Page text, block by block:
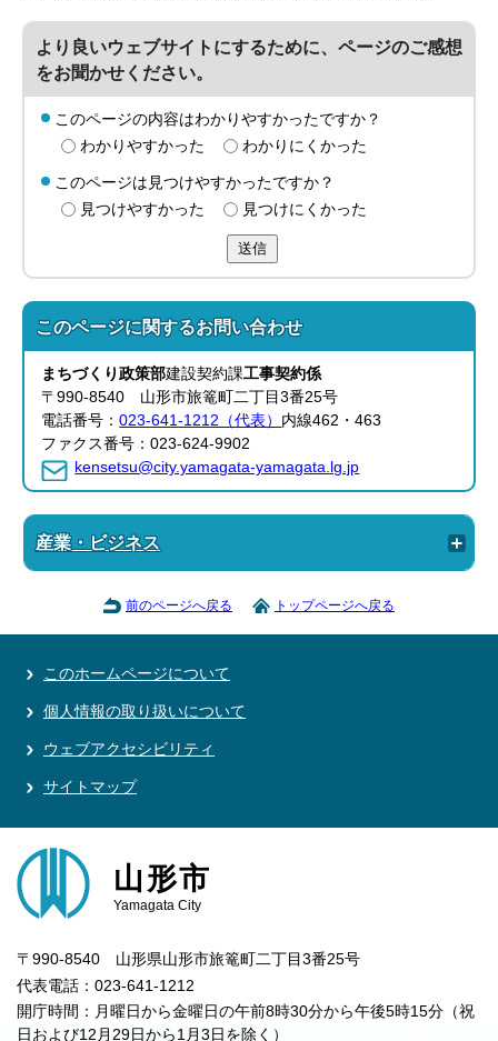
より良いウェブサイトにするために、ページのご感想
をお聞かせください。
このページの内容はわかりやすかったですか？
わかりやすかった
わかりにくかった
このページは見つけやすかったですか？
見つけやすかった
見つけにくかった
送信
このページに関するお問い合わせ
まちづくり政策部建設契約課工事契約係
〒990-8540 山形市旅篭町二丁目3番25号
電話番号：023-641-1212（代表） 内線462・463
ファクス番号：023-624-9902
kensetsu@city.yamagata-yamagata.lg.jp
産業・ビジネス
前のページへ戻る トップページへ戻る
このホームページについて
個人情報の取り扱いについて
ウェブアクセシビリティ
サイトマップ
山形市
Yamagata City
〒990-8540 山形県山形市旅篭町二丁目3番25号
代表電話：023-641-1212
開庁時間：月曜日から金曜日の午前8時30分から午後5時15分（祝
日および12月29日から1月3日を除く）